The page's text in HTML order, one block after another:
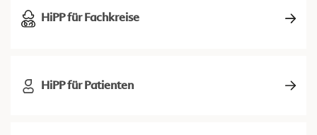
HiPP für Fachkreise
HiPP für Patienten